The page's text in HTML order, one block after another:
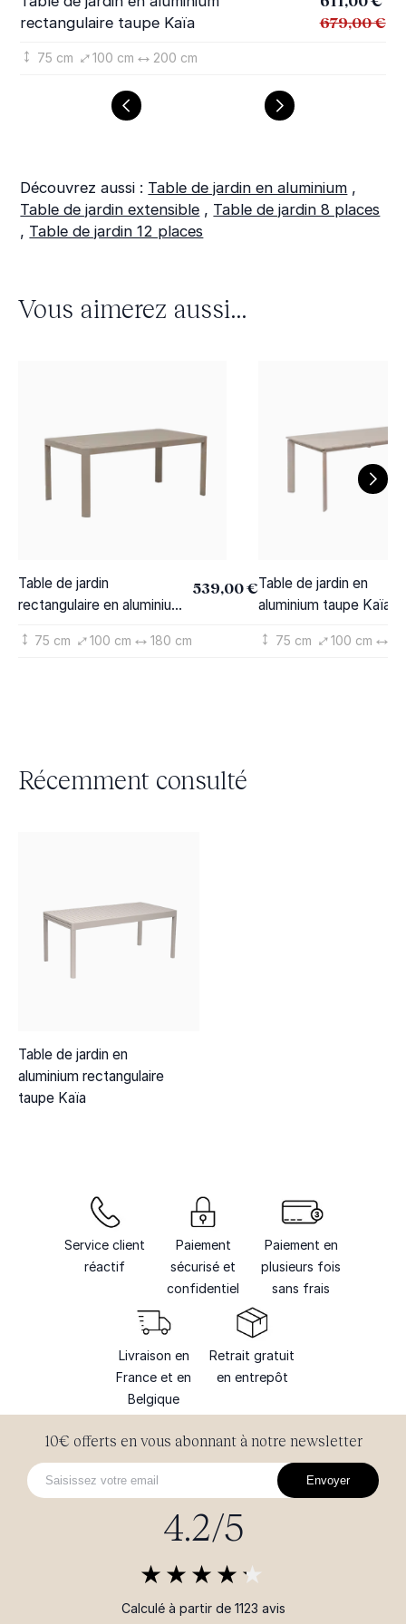
rectangulaire taupe Kaïa
679,00 €
75 cm 100 cm 200 cm
Découvrez aussi : Table de jardin en aluminium ,
Table de jardin extensible , Table de jardin 8 places
, Table de jardin 12 places
Vous aimerez aussi...
Table de jardin
rectangulaire en aluminium
539,00 €
75 cm 100 cm 180 cm
Table de jardin en
aluminium taupe Kaïa
75 cm 100 cm
Récemment consulté
Table de jardin en
aluminium rectangulaire
taupe Kaïa
Service client
réactif
Paiement
sécurisé et
confidentiel
Paiement en
plusieurs fois
sans frais
Livraison en
France et en
Belgique
Retrait gratuit
en entrepôt
10€ offerts en vous abonnant à notre newsletter
Envoyer
4.2/5
Calculé à partir de 1123 avis